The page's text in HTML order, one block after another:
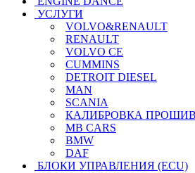
УСЛУГИ
VOLVO&RENAULT
RENAULT
VOLVO CE
CUMMINS
DETROIT DIESEL
MAN
SCANIA
КАЛИБРОВКА
MB CARS
BMW
DAF
БЛОКИ УПРАВЛЕНИЯ (ECU)